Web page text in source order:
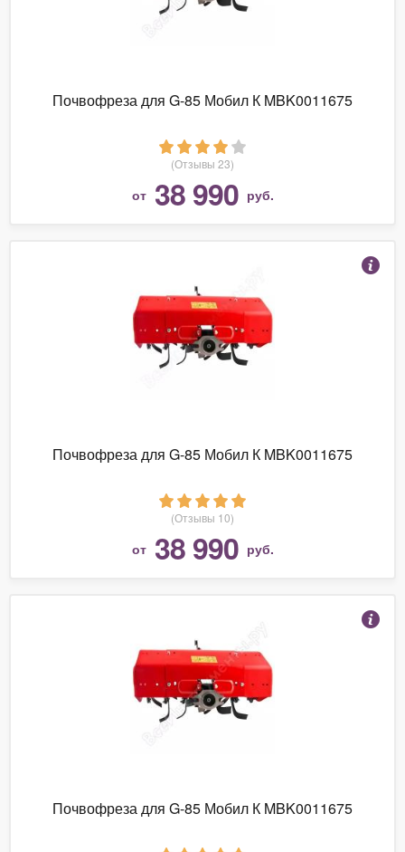
Почвофреза для G-85 Мобил К MBK0011675
(Отзывы 23)
от 38 990 руб.
Почвофреза для G-85 Мобил К MBK0011675
(Отзывы 10)
от 38 990 руб.
Почвофреза для G-85 Мобил К MBK0011675